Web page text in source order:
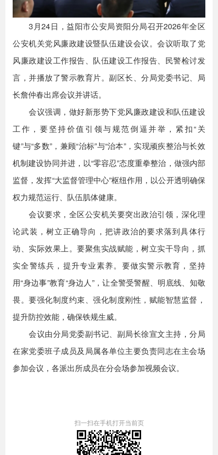
3月24日，益阳市公安局资阳分局召开2026年全区
公安机关党风廉政建设暨队伍建设会议。会议听取了党
风廉政建设工作报告、队伍建设工作报告、民警检讨发
言，并播放了警示教育片。副区长、分局党委书记、局
长詹仲春出席会议并讲话。
会议强调，做好新形势下党风廉政建设和队伍建设
工作，要坚持价值引领与规范倒逼并举，紧扣“关
键”与“多数”，兼顾“治标”与“治本”，实现顽疾整治与长效
机制建设协同并进，以“零容忍”态度重拳整治，做强内部
监督，发挥“大监督管理中心”枢纽作用，以公开透明确保
权力规范运行、队伍肌体健康。
会议要求，全区公安机关要突出政治引领，深化理
论武装，树立正确导向，把讲政治的要求落到具体行
动、实际效果上。要聚焦实战赋能，树立实干导向，抓
实全警练兵，提升专业素养。要做实警示教育，坚持
用“身边事”教育“身边人”，让全警受警醒、明底线、知敬
畏。要强化制度约束、强化制度刚性，赋能智慧监督，
提升防控效能，确保铁规生威。
会议由分局党委副书记、副局长徐宣文主持，分局
在家党委班子成员及局属各单位主要负责同志在主会场
参加会议，各派出所成员在分会场参加视频会议。
扫一扫在手机打开当前页